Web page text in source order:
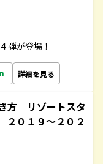
弾が登場！
詳細を見る
方 リゾートスタ
０１９～２０２